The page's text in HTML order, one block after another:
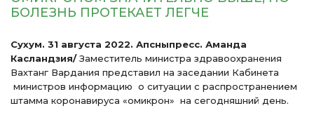
БОЛЕЗНЬ ПРОТЕКАЕТ ЛЕГЧЕ
Сухум. 31 августа 2022. Апсныпресс. Аманда
Касландзия/Заместитель министра здравоохранения
Вахтанг Вардания представил на заседании Кабинета
министров информацию о ситуации с распространением
штамма коронавируса «омикрон» на сегодняшний день.